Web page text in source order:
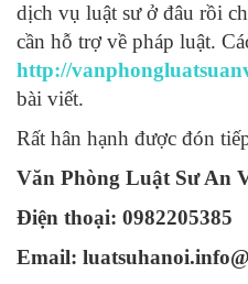
dịch vụ luật sư ở đâu rồi
cần hỗ trợ về pháp luật.
http://
bài viết.
Rất hân hạnh được đón
Văn Phòng Luật Sư An
Điện thoại: 0982205385
Email: